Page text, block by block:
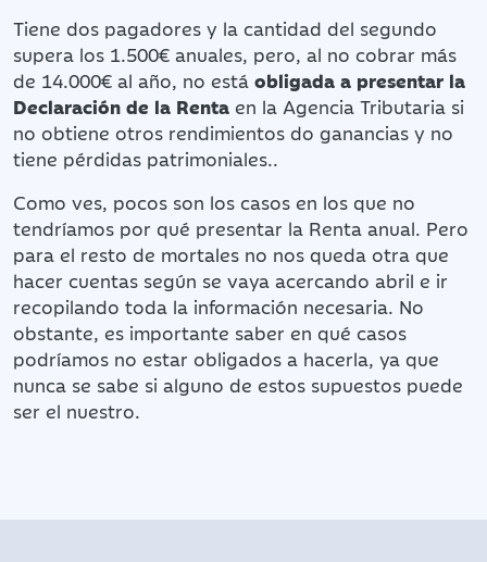
Tiene dos pagadores y la cantidad del segundo
supera los 1.500€ anuales, pero, al no cobrar más
de 14.000€ al año, no está obligada a presentar la
Declaración de la Renta en la Agencia Tributaria si
no obtiene otros rendimientos do ganancias y no
tiene pérdidas patrimoniales..
Como ves, pocos son los casos en los que no
tendríamos por qué presentar la Renta anual. Pero
para el resto de mortales no nos queda otra que
hacer cuentas según se vaya acercando abril e ir
recopilando toda la información necesaria. No
obstante, es importante saber en qué casos
podríamos no estar obligados a hacerla, ya que
nunca se sabe si alguno de estos supuestos puede
ser el nuestro.